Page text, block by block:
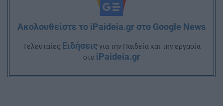
Ακολουθείστε το iPaideia.gr στο Google News
Tελευταίες Ειδήσειςγια την Παιδεία και την εργασία
στο iPaideia.gr